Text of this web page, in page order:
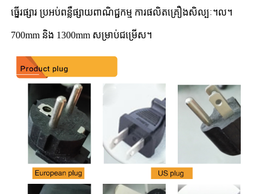
ធ្នើរផ្សារ ប្រអប់ពន្លឺផ្សាយពាណិជ្ជកម្ម ការផលិតគ្រឿងសិល្បៈ។ល។
700mm និង 1300mm សម្រាប់ជម្រើស។